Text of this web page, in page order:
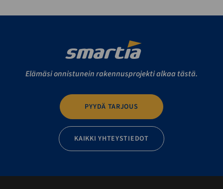
Elämäsi onnistunein rakennusprojekti alkaa tästä.
PYYDÄ TARJOUS
KAIKKI YHTEYSTIEDOT